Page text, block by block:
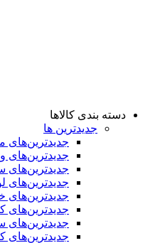
دسته بندی کالاها
جدیدترین ها
جدید‌ترین‌های
جدید‌ترین‌های
جدید‌ترین‌های
جدیدترین‌های
جدید‌ترین‌های
جدید‌ترین‌های
جدید‌ترین‌های